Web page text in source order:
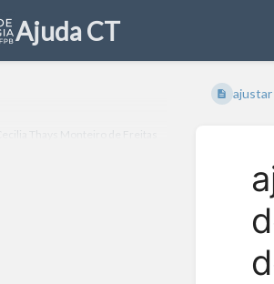
Ajuda CT
Cecilia Thays Monteiro de Freitas
ajustar